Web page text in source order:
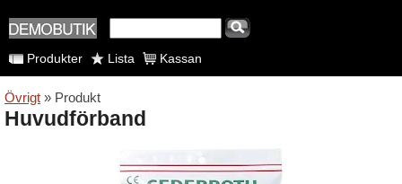
Produkter Lista Kassan
Övrigt » Produkt
Huvudförband